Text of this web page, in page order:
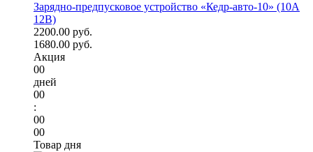
Зарядно-предпусковое устройство «Кедр-авто-10» (10A
12В)
2200.00 руб.
1680.00 руб.
Акция
00
дней
00
:
00
00
Товар дня